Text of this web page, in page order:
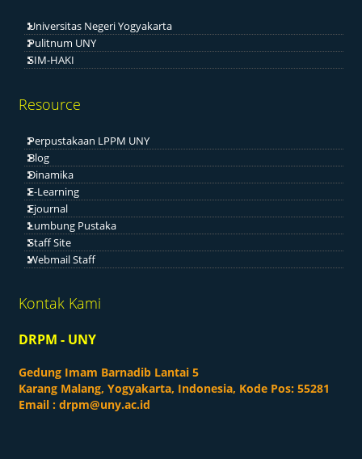
Universitas Negeri Yogyakarta
Pulitnum UNY
SIM-HAKI
Resource
Perpustakaan LPPM UNY
Blog
Dinamika
E-Learning
Ejournal
Lumbung Pustaka
Staff Site
Webmail Staff
Kontak Kami
DRPM - UNY
Gedung Imam Barnadib Lantai 5
Karang Malang, Yogyakarta, Indonesia, Kode Pos: 55281
Email :drpm@uny.ac.id